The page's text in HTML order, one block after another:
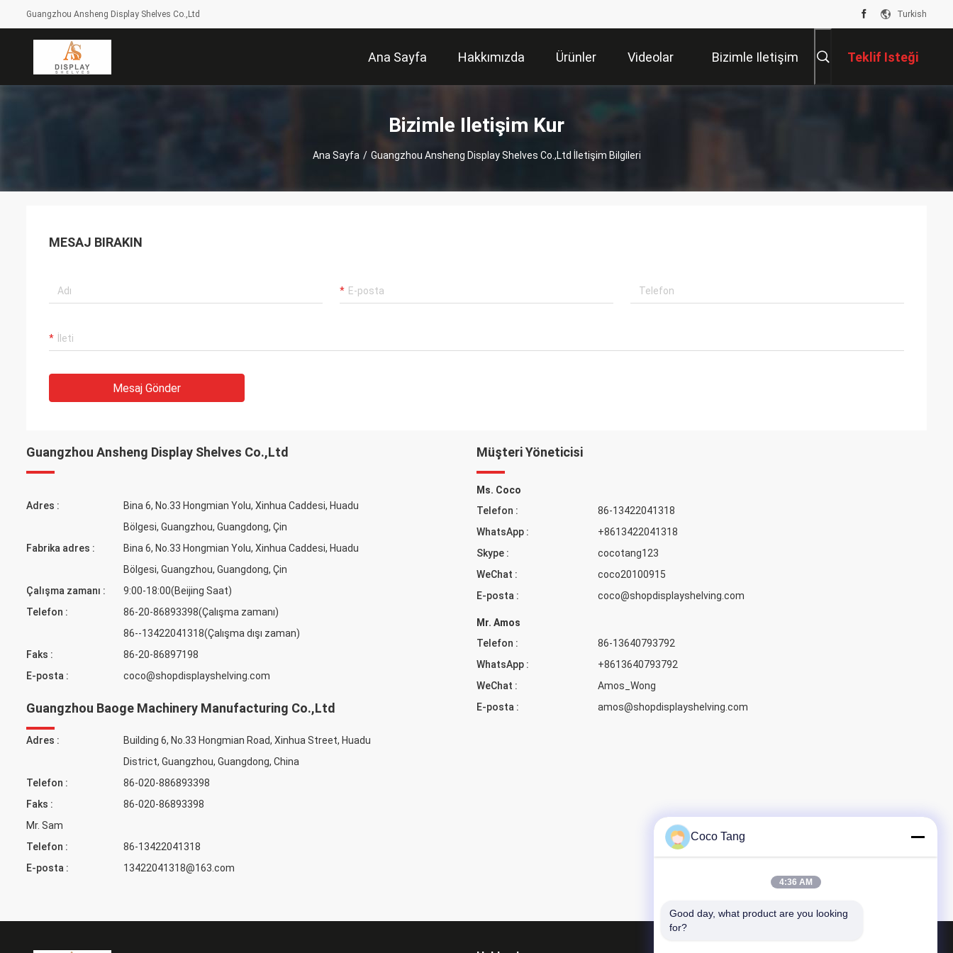
Guangzhou Ansheng Display Shelves Co.,Ltd Turkish
Ana Sayfa Hakkımızda Ürünler Videolar Bizimle Iletişim Teklif Isteği
Bizimle Iletişim Kur
Ana Sayfa / Guangzhou Ansheng Display Shelves Co.,Ltd İletişim Bilgileri
MESAJ BIRAKIN
Mesaj Gönder
Guangzhou Ansheng Display Shelves Co.,Ltd
Adres :
Bina 6, No.33 Hongmian Yolu, Xinhua Caddesi, Huadu
Bölgesi, Guangzhou, Guangdong, Çin
Fabrika adres :
Bina 6, No.33 Hongmian Yolu, Xinhua Caddesi, Huadu
Bölgesi, Guangzhou, Guangdong, Çin
Çalışma zamanı :
9:00-18:00(Beijing Saat)
Telefon :
86-20-86893398(Çalışma zamanı)
86--13422041318(Çalışma dışı zaman)
Faks :
86-20-86897198
E-posta :
coco@shopdisplayshelving.com
Guangzhou Baoge Machinery Manufacturing Co.,Ltd
Adres :
Building 6, No.33 Hongmian Road, Xinhua Street, Huadu
District, Guangzhou, Guangdong, China
Telefon :
86-020-886893398
Faks :
86-020-86893398
Mr. Sam
Telefon :
86-13422041318
E-posta :
13422041318@163.com
Müşteri Yöneticisi
Ms. Coco
Telefon :
86-13422041318
WhatsApp :
+8613422041318
Skype :
cocotang123
WeChat :
coco20100915
E-posta :
coco@shopdisplayshelving.com
Mr. Amos
Telefon :
86-13640793792
WhatsApp :
+8613640793792
WeChat :
Amos_Wong
E-posta :
amos@shopdisplayshelving.com
Coco Tang
4:36 AM
Good day, what product are you looking
for?